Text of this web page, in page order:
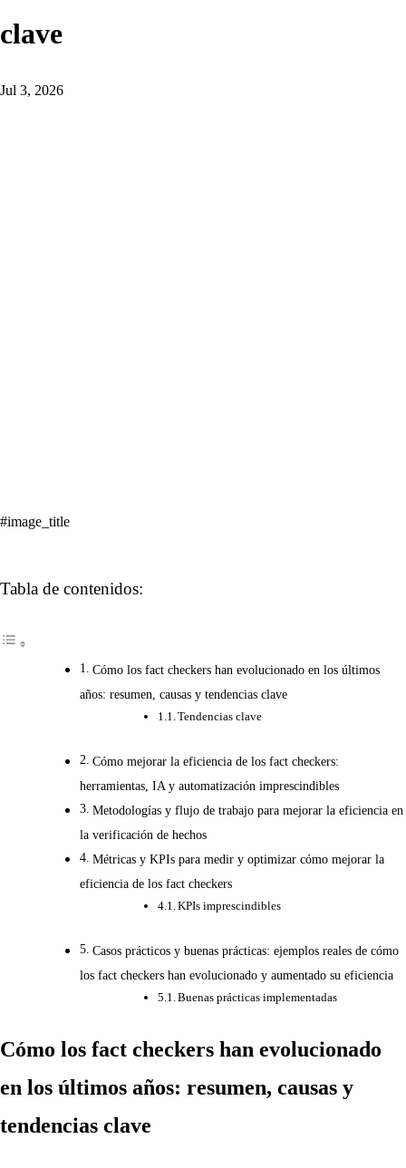
clave
Jul 3, 2026
#image_title
Tabla de contenidos:
Cómo los fact checkers han evolucionado en los últimos
años: resumen, causas y tendencias clave
Tendencias clave
Cómo mejorar la eficiencia de los fact checkers:
herramientas, IA y automatización imprescindibles
Metodologías y flujo de trabajo para mejorar la eficiencia en
la verificación de hechos
Métricas y KPIs para medir y optimizar cómo mejorar la
eficiencia de los fact checkers
KPIs imprescindibles
Casos prácticos y buenas prácticas: ejemplos reales de cómo
los fact checkers han evolucionado y aumentado su eficiencia
Buenas prácticas implementadas
Cómo los fact checkers han evolucionado
en los últimos años: resumen, causas y
tendencias clave